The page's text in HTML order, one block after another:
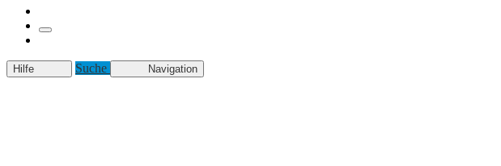
Hilfe Suche Navigation